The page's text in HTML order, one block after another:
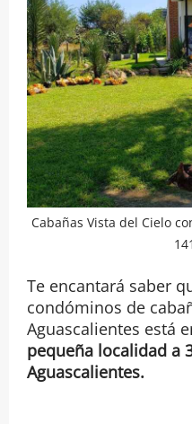
Cabañas Vista del Cielo
Te encantará saber
condóminos de
Aguascalientes está
pequeña localidad a
Aguascalientes.